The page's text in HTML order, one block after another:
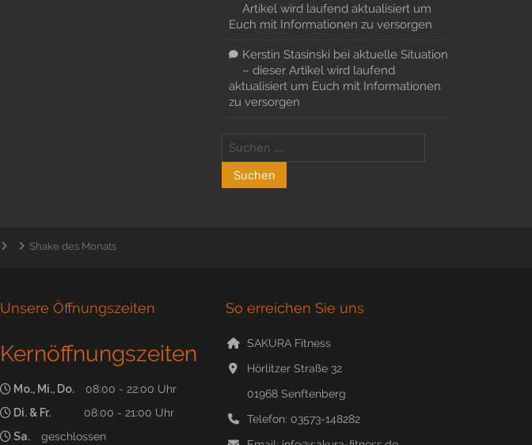
Artikel wird laufend aktualisiert um
Euch mit Informationen zu versorgen
Kerstin Stasinski bei aktuelle Situation
– dieser Artikel wird laufend
aktualisiert um Euch mit Informationen
zu versorgen
Shake des Monats
Unsere Öffnungszeiten
Kernöffnungszeiten
Mo., Mi., Do.
08:00 - 22:00 Uhr
Di. & Fr.
08:00 - 21:00 Uhr
Sa.
geschlossen
So erreichen Sie uns
SAKURA Fitness
Hörlitzer Straße 32
01968 Senftenberg
Telefon: 03573-148282